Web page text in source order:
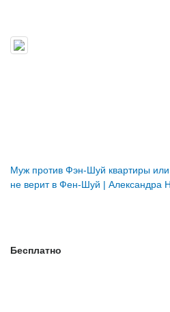
Муж против Фэн-Шуй квартиры
не верит в Фен-Шуй | Александра
Бесплатно